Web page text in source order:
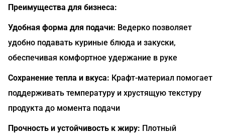
Преимущества для бизнеса:
Удобная форма для подачи: Ведерко позволяет
удобно подавать куриные блюда и закуски,
обеспечивая комфортное удержание в руке
Сохранение тепла и вкуса: Крафт-материал помогает
поддерживать температуру и хрустящую текстуру
продукта до момента подачи
Прочность и устойчивость к жиру: Плотный